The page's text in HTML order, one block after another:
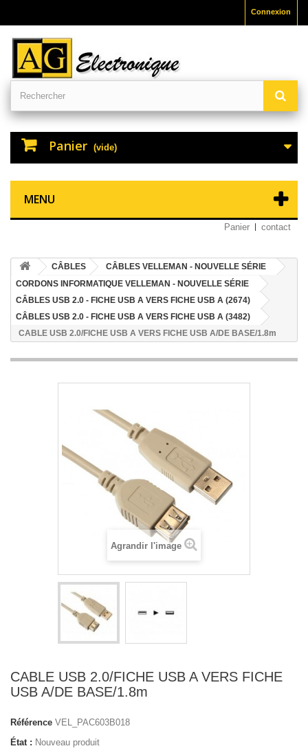
Connexion
Panier (vide)
MENU
Panier contact
CÂBLES
CÂBLES VELLEMAN - NOUVELLE SÉRIE
CORDONS INFORMATIQUE VELLEMAN - NOUVELLE SÉRIE
CÂBLES USB 2.0 - FICHE USB A VERS FICHE USB A (2674)
CÂBLES USB 2.0 - FICHE USB A VERS FICHE USB A (3482)
CABLE USB 2.0/FICHE USB A VERS FICHE USB A/DE BASE/1.8m
Agrandir l'image
CABLE USB 2.0/FICHE USB A VERS FICHE
USB A/DE BASE/1.8m
Référence VEL_PAC603B018
État : Nouveau produit